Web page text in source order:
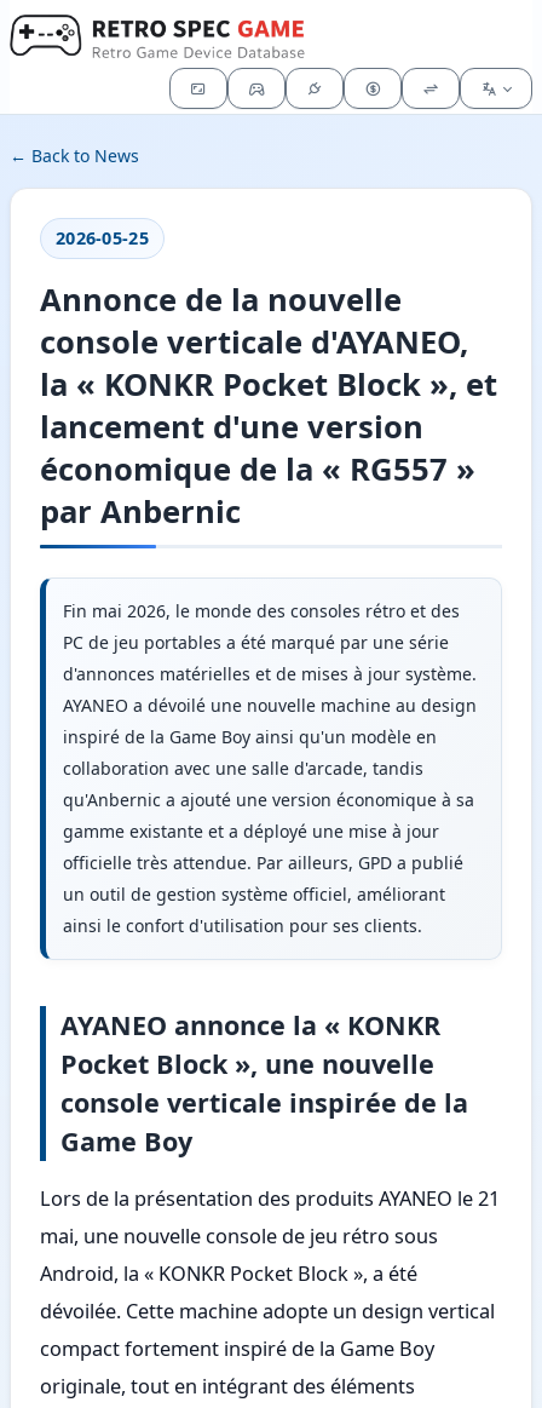
← Back to News
2026-05-25
Annonce de la nouvelle
console verticale d'AYANEO,
la « KONKR Pocket Block », et
lancement d'une version
économique de la « RG557 »
par Anbernic
Fin mai 2026, le monde des consoles rétro et des
PC de jeu portables a été marqué par une série
d'annonces matérielles et de mises à jour système.
AYANEO a dévoilé une nouvelle machine au design
inspiré de la Game Boy ainsi qu'un modèle en
collaboration avec une salle d'arcade, tandis
qu'Anbernic a ajouté une version économique à sa
gamme existante et a déployé une mise à jour
officielle très attendue. Par ailleurs, GPD a publié
un outil de gestion système officiel, améliorant
ainsi le confort d'utilisation pour ses clients.
AYANEO annonce la « KONKR
Pocket Block », une nouvelle
console verticale inspirée de la
Game Boy
Lors de la présentation des produits AYANEO le 21
mai, une nouvelle console de jeu rétro sous
Android, la « KONKR Pocket Block », a été
dévoilée. Cette machine adopte un design vertical
compact fortement inspiré de la Game Boy
originale, tout en intégrant des éléments